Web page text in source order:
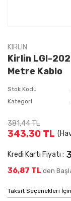
KIRLIN
Kirlin LGI-
Metre Kablo
Stok Kodu
Kategori
381,44 TL
343,30 TL
Kredi Kartı Fiyatı :
36,87 TL'den
Taksit Seçenekleri İçin